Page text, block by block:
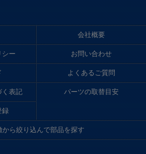
会社概要
シー お問い合わせ
よくあるご質問
く表記 パーツの取替目安
録
から絞り込んで部品を探す